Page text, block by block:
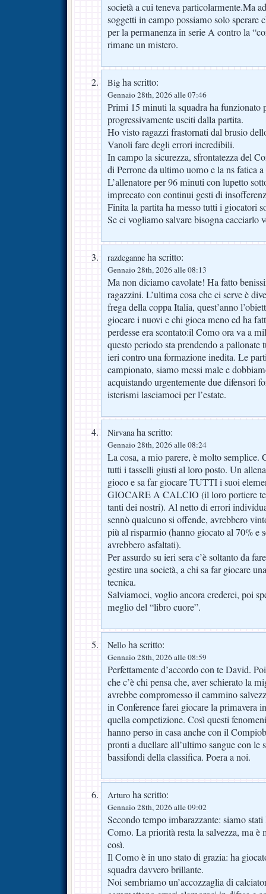
società a cui teneva particolarmente.Ma
soggetti in campo possiamo solo sperare
per la permanenza in serie A contro la
rimane un mistero.
Big ha scritto:
Gennaio 28th, 2026 alle 07:46
Primi 15 minuti la squadra ha funzionato
progressivamente usciti dalla partita.
Ho visto ragazzi frastornati dal brusio
Vanoli fare degli errori incredibili.
In campo la sicurezza, sfrontatezza del
di Perrone da ultimo uomo e la ns fatica
L’allenatore per 96 minuti con lupetto
imprecato con continui gesti di
Finita la partita ha messo tutti i giocatori
Se ci vogliamo salvare bisogna cacciarlo
razdeganne ha scritto:
Gennaio 28th, 2026 alle 08:13
Ma non diciamo cavolate! Ha fatto
ragazzini. L’ultima cosa che ci serve è
frega della coppa Italia, quest’anno
giocare i nuovi e chi gioca meno ed ha
perdesse era scontato:il Como ora va a
questo periodo sta prendendo a pallonate
ieri contro una formazione inedita. Le
campionato, siamo messi male e
acquistando urgentemente due difensori
isterismi lasciamoci per l’estate.
Nirvanaha scritto:
Gennaio 28th, 2026 alle 08:24
La cosa, a mio parere, è molto semplice.
tutti i tasselli giusti al loro posto. Un
gioco e sa far giocare TUTTI i suoi
GIOCARE A CALCIO (il loro portiere
tanti dei nostri). Al netto di errori
sennò qualcuno si offende, avrebbero
più al risparmio (hanno giocato al 70% e
avrebbero asfaltati).
Per assurdo su ieri sera c’è soltanto da
gestire una società, a chi sa far giocare
tecnica.
Salviamoci, voglio ancora crederci, poi
meglio del “libro cuore”.
Nello ha scritto:
Gennaio 28th, 2026 alle 08:59
Perfettamente d’accordo con te David.
che c’è chi pensa che, aver schierato la
avrebbe compromesso il cammino
in Conference farei giocare la primavera
quella competizione. Così questi
hanno perso in casa anche con il
pronti a duellare all’ultimo sangue con le
bassifondi della classifica. Poera a noi.
Arturo ha scritto:
Gennaio 28th, 2026 alle 09:02
Secondo tempo imbarazzante: siamo
Como. La priorità resta la salvezza, ma è
così.
Il Como è in uno stato di grazia: ha
squadra davvero brillante.
Noi sembriamo un’accozzaglia di